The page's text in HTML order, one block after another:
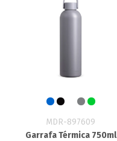
MDR-897609
Garrafa Térmica 750ml